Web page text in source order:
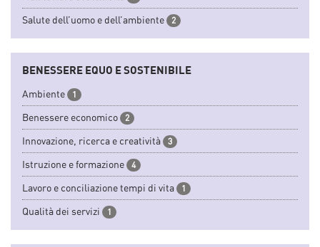
Salute dell’uomo e dell’ambiente 2
BENESSERE EQUO E SOSTENIBILE
Ambiente 1
Benessere economico 2
Innovazione, ricerca e creatività 3
Istruzione e formazione 4
Lavoro e conciliazione tempi di vita 1
Qualità dei servizi 1